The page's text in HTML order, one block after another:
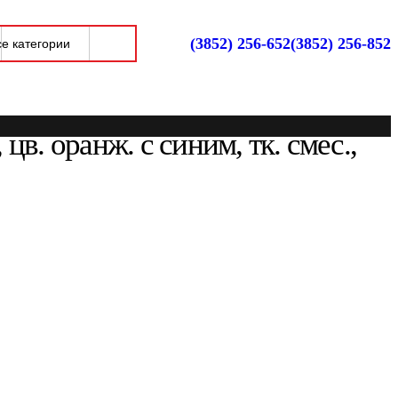
(3852) 256-652(3852) 256-852
оранж. с синим, тк. смес.,